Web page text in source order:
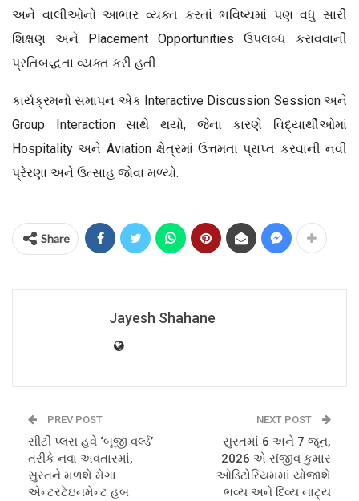
અને વાલીઓનો આભાર વ્યક્ત કરતાં ભવિષ્યમાં પણ વધુ સારી
શિક્ષણ અને Placement Opportunities ઉપલબ્ધ કરાવવાની
પ્રતિબદ્ધતા વ્યક્ત કરી હતી.
કાર્યક્રમનો સમાપન એક Interactive Discussion Session અને
Group Interaction સાથે થયો, જેના કારણે વિદ્યાર્થીઓમાં
Hospitality અને Aviation ક્ષેત્રમાં ઉત્તમતા પ્રાપ્ત કરવાની નવી
પ્રેરણા અને ઉત્સાહ જોવા મળ્યો.
Share
Jayesh Shahane
PREV POST
સીટી પ્લસ હવે ‘બૂજી વર્લ્ડ’
તરીકે નવા અવતારમાં,
સુરતને મળશે મેગા
એન્ટરટેઇનમેન્ટ હબ
NEXT POST
સુરતમાં 6 અને 7 જૂન,
2026 એ સંજીવ કુમાર
ઓડિટોરિયમમાં યોજાશે
ભવ્ય અને દિવ્ય નાટ્ય